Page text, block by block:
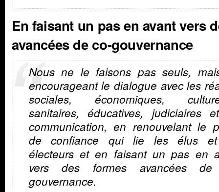
En faisant un pas en avant vers
avancées de co-gouvernance
Nous ne le faisons pas seuls,
encourageant le dialogue avec les
sociales, économiques,
sanitaires, éducatives, judiciaires
communication, en renouvelant le
de confiance qui lie les élus
électeurs et en faisant un pas en
vers des formes avancées
gouvernance.